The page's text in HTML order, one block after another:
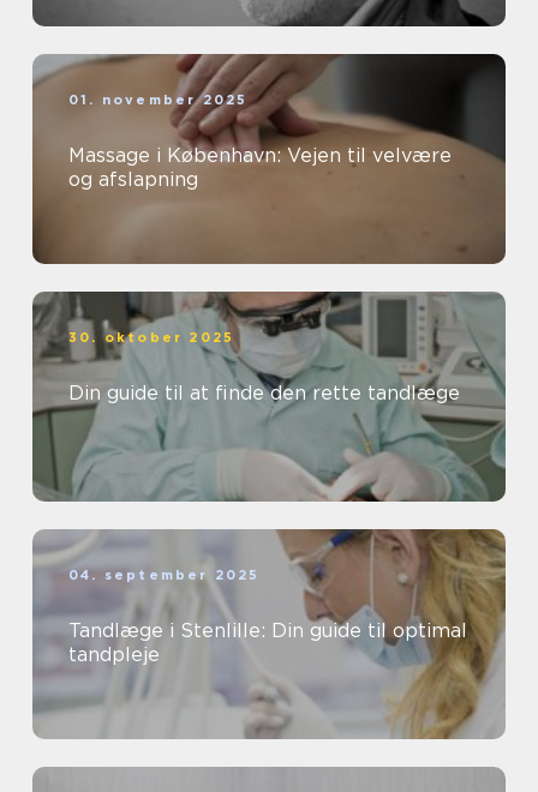
01. november 2025
Massage i København: Vejen til velvære
og afslapning
30. oktober 2025
Din guide til at finde den rette tandlæge
04. september 2025
Tandlæge i Stenlille: Din guide til optimal
tandpleje